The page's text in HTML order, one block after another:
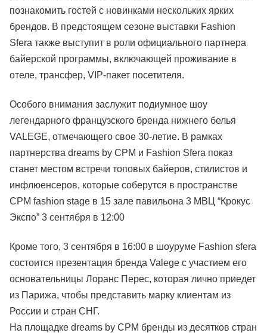
познакомить гостей с новинками нескольких ярких
брендов. В предстоящем сезоне выставки Fashion
Sfera также выступит в роли официального партнера
байерской программы, включающей проживание в
отеле, трансфер, VIP-пакет посетителя.
Особого внимания заслужит подиумное шоу
легендарного французского бренда нижнего белья
VALEGE, отмечающего свое 30-летие. В рамках
партнерства dreams by CPM и Fashion Sfera показ
станет местом встречи топовых байеров, стилистов и
инфлюенсеров, которые соберутся в пространстве
CPM fashion stage в 15 зале павильона 3 МВЦ “Крокус
Экспо” 3 сентября в 12:00
Кроме того, 3 сентября в 16:00 в шоуруме Fashion sfera
состоится презентация бренда Valege с участием его
основательницы Лоранс Перес, которая лично приедет
из Парижа, чтобы представить марку клиентам из
России и стран СНГ.
На площадке dreams by CPM бренды из десятков стран